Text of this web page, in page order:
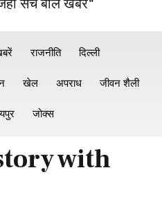
सच बोले खबरें"
राजनीति दिल्ली
खेल अपराध जीवन शैली
जोक्स
with